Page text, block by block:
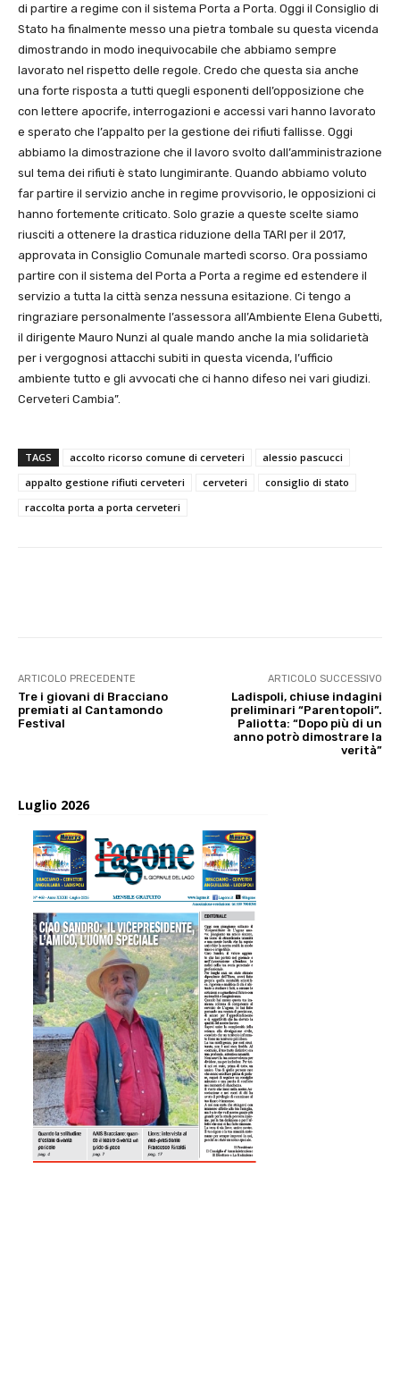
di partire a regime con il sistema Porta a Porta. Oggi il Consiglio di
Stato ha finalmente messo una pietra tombale su questa vicenda
dimostrando in modo inequivocabile che abbiamo sempre
lavorato nel rispetto delle regole. Credo che questa sia anche
una forte risposta a tutti quegli esponenti dell’opposizione che
con lettere apocrife, interrogazioni e accessi vari hanno lavorato
e sperato che l’appalto per la gestione dei rifiuti fallisse. Oggi
abbiamo la dimostrazione che il lavoro svolto dall’amministrazione
sul tema dei rifiuti è stato lungimirante. Quando abbiamo voluto
far partire il servizio anche in regime provvisorio, le opposizioni ci
hanno fortemente criticato. Solo grazie a queste scelte siamo
riusciti a ottenere la drastica riduzione della TARI per il 2017,
approvata in Consiglio Comunale martedì scorso. Ora possiamo
partire con il sistema del Porta a Porta a regime ed estendere il
servizio a tutta la città senza nessuna esitazione. Ci tengo a
ringraziare personalmente l’assessora all’Ambiente Elena Gubetti,
il dirigente Mauro Nunzi al quale mando anche la mia solidarietà
per i vergognosi attacchi subiti in questa vicenda, l’ufficio
ambiente tutto e gli avvocati che ci hanno difeso nei vari giudizi.
Cerveteri Cambia”.
TAGS accolto ricorso comune di cerveteri
alessio pascucci
appalto gestione rifiuti cerveteri
cerveteri
consiglio di stato
raccolta porta a porta cerveteri
ARTICOLO PRECEDENTE
Tre i giovani di Bracciano
premiati al Cantamondo
Festival
ARTICOLO SUCCESSIVO
Ladispoli, chiuse indagini
preliminari “Parentopoli”.
Paliotta: “Dopo più di un
anno potrò dimostrare la
verità”
Luglio 2026